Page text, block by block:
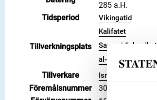
285 a.H.
Tidsperiod
Vikingatid
Tillverkningsplats
Kalifatet
Samanidiska riket
al-Shash
Tillverkare Ismail ibn Ahmad
Föremålsnummer
3001581